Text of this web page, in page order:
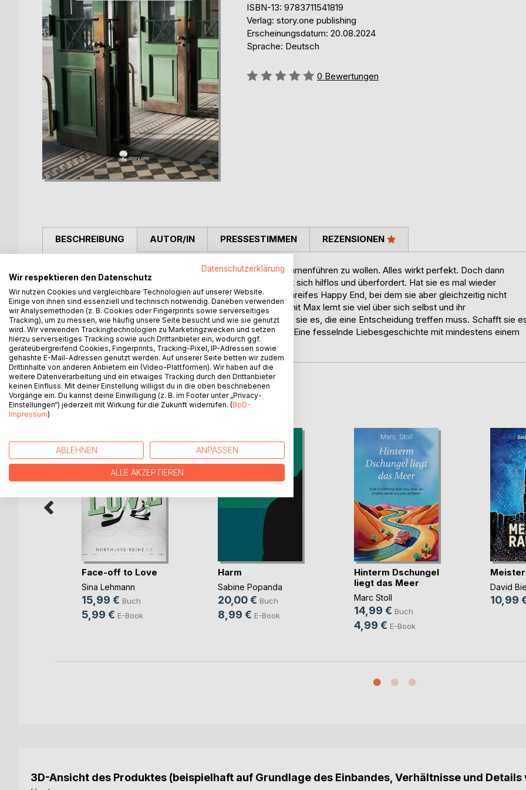
ISBN-13: 9783711541819
Verlag: story.one publishing
Erscheinungsdatum: 20.08.2024
Sprache: Deutsch
Bewertung::
0 Bewertungen
BESCHREIBUNG
Das Schicksal scheint Tessa und Max unweigerlich zusammenführen zu wollen. Alles wirkt perfekt. Doch dann
verhält sich Max plötzlich merkwürdig. Wieso? Tessa fühlt sich hilflos und überfordert. Hat sie es mal wieder
vermasselt? Tief in ihrem Inneren wünscht sie sich ein filmreifes Happy End, bei dem sie aber gleichzeitig nicht
glaubt, dass sie es verdient hätte. Durch die Begegnung mit Max lernt sie viel über sich selbst und ihr
Bindungsverhalten. Ist Max ihre große Liebe? Am Ende ist sie es, die eine Entscheidung treffen muss. Schafft sie
schließlich die Frau zu werden, die sie immer sein wollte? Eine fesselnde Liebesgeschichte mit mindestens einem
Happy End.
AUTOR/IN PRESSESTIMMEN REZENSIONEN
WEITERE TITEL BEIBoD
Face-off to Love
Sina Lehmann
15,99 € Buch
5,99 € E-Book
Harm
Sabine Popanda
20,00 € Buch
8,99 € E-Book
Hinterm Dschungel
liegt das Meer
Marc Stoll
14,99 € Buch
4,99 € E-Book
David
10,99
3D-Ansicht des Produktes (beispielhaft auf Grundlage des Einbandes, Verhältnisse und
Datenschutzerklärung
Wir respektieren den Datenschutz
Wir nutzen Cookies und vergleichbare Technologien auf unserer Website.
Einige von ihnen sind essenziell und technisch notwendig. Daneben verwenden
wir Analysemethoden (z. B. Cookies oder Fingerprints sowie serverseitiges
Tracking), um zu messen, wie häufig unsere Seite besucht und wie sie genutzt
wird. Wir verwenden Trackingtechnologien zu Marketingzwecken und setzen
hierzu serverseitiges Tracking sowie auch Drittanbieter ein, wodurch ggf.
geräteübergreifend Cookies, Fingerprints, Tracking-Pixel, IP-Adressen sowie
gehashte E-Mail-Adressen genutzt werden. Auf unserer Seite betten wir zudem
Drittinhalte von anderen Anbietern ein (Video-Plattformen). Wir haben auf die
weitere Datenverarbeitung und ein etwaiges Tracking durch den Drittanbieter
keinen Einfluss. Mit deiner Einstellung willigst du in die oben beschriebenen
Vorgänge ein. Du kannst deine Einwilligung (z. B. im Footer unter „Privacy-
Einstellungen“) jederzeit mit Wirkung für die Zukunft widerrufen. (BoD-
Impressum)
ABLEHNEN ANPASSEN
ALLE AKZEPTIEREN